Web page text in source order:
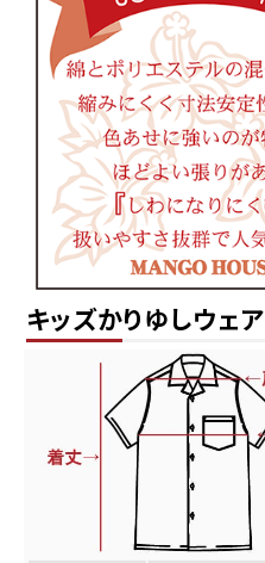
キッズかりゆしウェア